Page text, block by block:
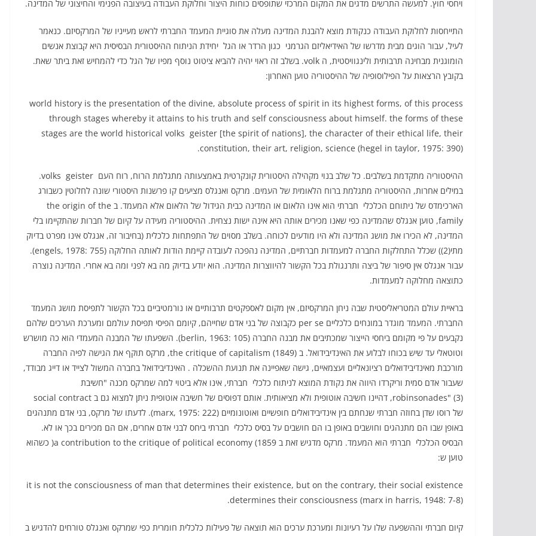
ויחסי חוץ. למעשה התרשים מדגים את המקום המרכזי שתופסים כוחות היצור וחלוקת העבודה בעיצובה הפנימי והחיצוני של המדינה.
התייחסות לחלוקת העבודה כנקודת מוצא להבנת המדינה מעלה את סוגיית המעמד החברתי לראש מעייניו של המרקסיזם. כנאמר
לעיל, עבור הוגים מבית מדרשו של האידיאליזם הגרמני  כגון הרדר או הגל  יחידת הניתוח ההיסטורית הבסיסית היא קבוצת אנשים
הומוגנית מבחינה תרבותית ולינגוויסטית, ה volk. בשלב זה ראוי יהיה להביא ציטוט נוסף מפיו של הגל כדי להמחיש זאת ביתר שאת.
בקובץ הרצאות על הפילוסופיה של ההיסטוריה טוען האחרון:
world history is the presentation of the divine, absolute process of spirit in its highest forms, of this process
through stages whereby it attains to his truth and self consciousness about himself. the forms of these
stages are the world historical volks  geister [the spirit of nations], the character of their ethical life, their
constitution, their art, religion, science (hegel in taylor, 1975: 390).
ההיסטוריה מתקדמת בשלבים. כל שלב בנוי מקהילה היסטורית קונקרטית באמצעותה מתגלמת הרוח, רוח העם  volks  geister.
במילים אחרות, ההיסטוריה מתגלמת ברוח הלאומית של העמים. מרקס ואנגלס מציעים קו פרשנות היסטורי שונה לחלוטין כשבורג
הארכימדס של ניתוחם הכלכלי  חברתי הוא אינו הלאום או המדינה כבית הגידול של הלאום אלא המעמד. ב the origin of the
family, טוען אנגלס שהמדינה כפי שאנו מכירים אותה היא אינה ישות נצחית. ההיסטוריה מעידה על קיום של חברות שהתקיימו בלי
המדינה, לא הכירו את מושג המדינה ולא היו מודעים לכוחה. בשלב מסוים של התפתחות כלכלית (בחיבור זה, אנגלס אינו מפרט בדיוק
מתי(2)) שכלל התחלקות החברה למעמדות חברתיים, המדינה נהפכה לעובדה קיימת הודות לאותה החלוקה (engels, 1978: 755).
עבור אנגלס אין סיפור של ביצה ותרנגולת בכל הקשור להיווצרות המדינה. הוא יודע בדיוק מה בא לפני ומה בא אחרי. המדינה נוצרה
כתוצאה מחלוקה למעמדות.
בראיית עולם המטריאליסטית שבה ניחן המרקסיזם, אין מקום לאספקטים תרבותיים או נורמטיביים בכל הקשור לתפיסת מושג המעמד
החברתי. המעמד מוגדר במונחים כלכליים per se כקבוצה של בני אדם שחייהם, קיומם הפיסי תפיסת עולמם ומערכת הערכים שלהם
נקבעים על פי מקומם ביחסי הייצור שמכתיבים את מבנה החברה (berlin, 1963: 105). השפעתו של המבנה המעמדי הוא כה מושרש
וטוטאלי עד שיש בכוחו לבלוע את האינדיבידואל. ב the critique of capitalism (1849), מרקס תוקף את הגישה לפיה החברה
מורכבת מאינדיבידואלים רציונאליים ועצמאיים, גישה שאפיינה את תנועת ההשכלה . האינדיבידואל בחברה המשול לצייד או דייג מבודד,
שעבור אדם סמית וריקרדו היווה את נקודת המוצא לניתוח כלכלי  חברתי, אינו אלא ביטוי למה שמרקס מכנה "חשיבת
robinsonades" (3), דהיינו חשיבה אוטופית ולא מציאותית. אותם דפוסים של חשיבה אוטופית ניתן למצוא גם ב social contract
של רוסו שדן בחוזה חברתי שנחתם בין אינדיבידואלים חופשיים ואוטונומיים (marx, 1975: 222). לדעתו של מרקס, בני אדם מתנהגים
באופן שבו הם מתנהגים וחושבים באופן בו הם חושבים על בסיס כלכלי  חברתי ביחס לבני אדם אחרים, אם הם מכירים בכך או לא.
הבסיס הכלכלי  חברתי הוא המעמד. מרקס מדגיש זאת ב a contribution to the critique of political economy (1859( כשהוא
טוען ש:
it is not the consciousness of man that determines their existence, but on the contrary, their social existence
determines their consciousness (marx in harris, 1948: 7-8).
קיום חברתי וההשפעה שלו על רעיונות ומערכת ערכים הוא תוצאה של פעילות כלכלית חומרית כפי שמרקס ואנגלס טורחים להדגיש ב